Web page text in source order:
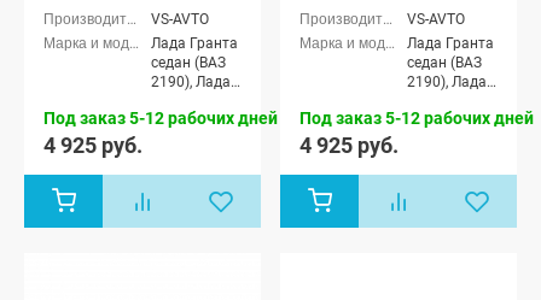
Гранта
VS-AVTO
Лада Гранта
седан (ВАЗ
2190), Лада
Спорт седан
лифтбек
(ВАЗ 2191)
Под заказ 5-12 рабочих дней
4 925 руб.
Гранта
VS-AVTO
Лада Гранта
седан (ВАЗ
2190), Лада
Спорт седан
лифтбек
(ВАЗ 2191)
Под заказ 5-12 рабочих дней
4 925 руб.